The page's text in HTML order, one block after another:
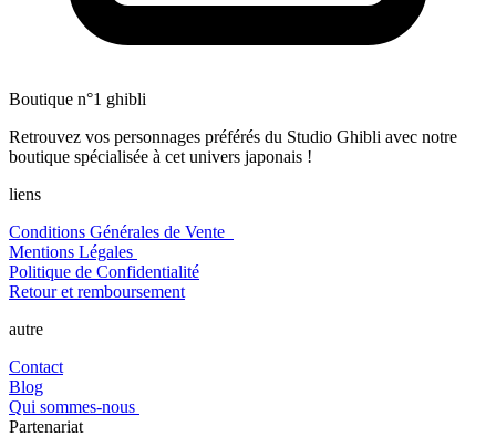
Boutique n°1 ghibli
Retrouvez vos personnages préférés du Studio Ghibli avec notre
boutique spécialisée à cet univers japonais !
liens
Conditions Générales de Vente
Mentions Légales
Politique de Confidentialité
Retour et remboursement
autre
Contact
Blog
Qui sommes-nous
Partenariat